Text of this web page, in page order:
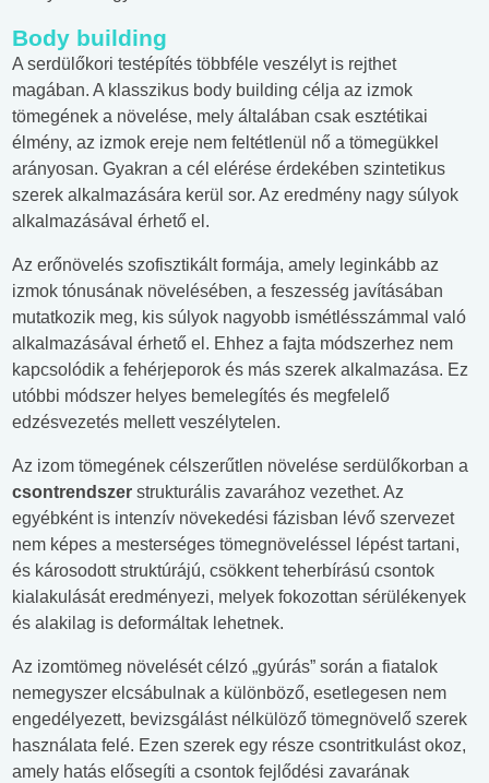
Body building
A serdülőkori testépítés többféle veszélyt is rejthet
magában. A klasszikus body building célja az izmok
tömegének a növelése, mely általában csak esztétikai
élmény, az izmok ereje nem feltétlenül nő a tömegükkel
arányosan. Gyakran a cél elérése érdekében szintetikus
szerek alkalmazására kerül sor. Az eredmény nagy súlyok
alkalmazásával érhető el.
Az erőnövelés szofisztikált formája, amely leginkább az
izmok tónusának növelésében, a feszesség javításában
mutatkozik meg, kis súlyok nagyobb ismétlésszámmal való
alkalmazásával érhető el. Ehhez a fajta módszerhez nem
kapcsolódik a fehérjeporok és más szerek alkalmazása. Ez
utóbbi módszer helyes bemelegítés és megfelelő
edzésvezetés mellett veszélytelen.
Az izom tömegének célszerűtlen növelése serdülőkorban a
csontrendszer strukturális zavarához vezethet. Az
egyébként is intenzív növekedési fázisban lévő szervezet
nem képes a mesterséges tömegnöveléssel lépést tartani,
és károsodott struktúrájú, csökkent teherbírású csontok
kialakulását eredményezi, melyek fokozottan sérülékenyek
és alakilag is deformáltak lehetnek.
Az izomtömeg növelését célzó „gyúrás” során a fiatalok
nemegyszer elcsábulnak a különböző, esetlegesen nem
engedélyezett, bevizsgálást nélkülöző tömegnövelő szerek
használata felé. Ezen szerek egy része csontritkulást okoz,
amely hatás elősegíti a csontok fejlődési zavarának